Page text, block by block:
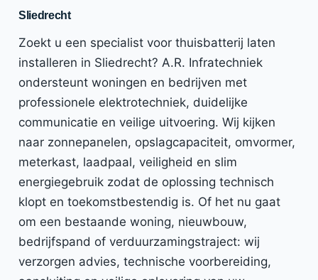
Sliedrecht
Zoekt u een specialist voor thuisbatterij laten
installeren in Sliedrecht? A.R. Infratechniek
ondersteunt woningen en bedrijven met
professionele elektrotechniek, duidelijke
communicatie en veilige uitvoering. Wij kijken
naar zonnepanelen, opslagcapaciteit, omvormer,
meterkast, laadpaal, veiligheid en slim
energiegebruik zodat de oplossing technisch
klopt en toekomstbestendig is. Of het nu gaat
om een bestaande woning, nieuwbouw,
bedrijfspand of verduurzamingstraject: wij
verzorgen advies, technische voorbereiding,